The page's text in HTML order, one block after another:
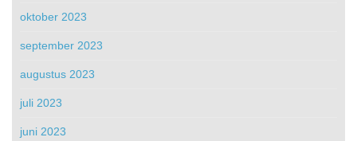
oktober 2023
september 2023
augustus 2023
juli 2023
juni 2023